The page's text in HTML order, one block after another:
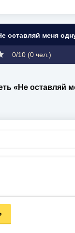
оставляй меня
0/10 (0 чел.)
«Не оставляй